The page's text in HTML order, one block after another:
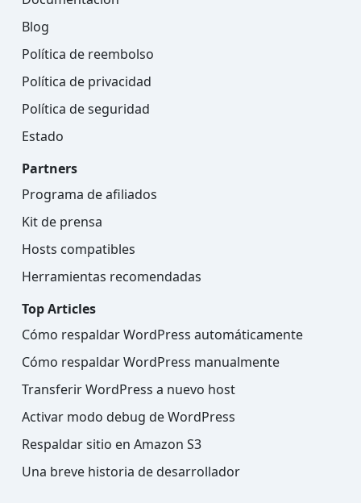
Blog
Política de reembolso
Política de privacidad
Política de seguridad
Estado
Partners
Programa de afiliados
Kit de prensa
Hosts compatibles
Herramientas recomendadas
Top Articles
Cómo respaldar WordPress automáticamente
Cómo respaldar WordPress manualmente
Transferir WordPress a nuevo host
Activar modo debug de WordPress
Respaldar sitio en Amazon S3
Una breve historia de desarrollador